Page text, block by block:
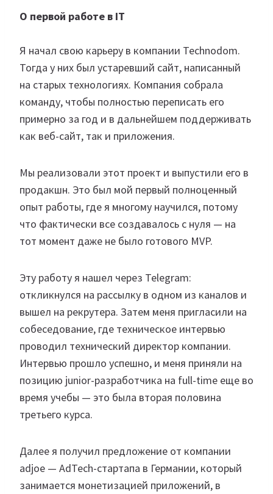
О первой работе в IT
Я начал свою карьеру в компании Technodom.
Тогда у них был устаревший сайт, написанный
на старых технологиях. Компания собрала
команду, чтобы полностью переписать его
примерно за год и в дальнейшем поддерживать
как веб-сайт, так и приложения.
Мы реализовали этот проект и выпустили его в
продакшн. Это был мой первый полноценный
опыт работы, где я многому научился, потому
что фактически все создавалось с нуля — на
тот момент даже не было готового MVP.
Эту работу я нашел через Telegram:
откликнулся на рассылку в одном из каналов и
вышел на рекрутера. Затем меня пригласили на
собеседование, где техническое интервью
проводил технический директор компании.
Интервью прошло успешно, и меня приняли на
позицию junior-разработчика на full-time еще во
время учебы — это была вторая половина
третьего курса.
Далее я получил предложение от компании
adjoe — AdTech-стартапа в Германии, который
занимается монетизацией приложений, в